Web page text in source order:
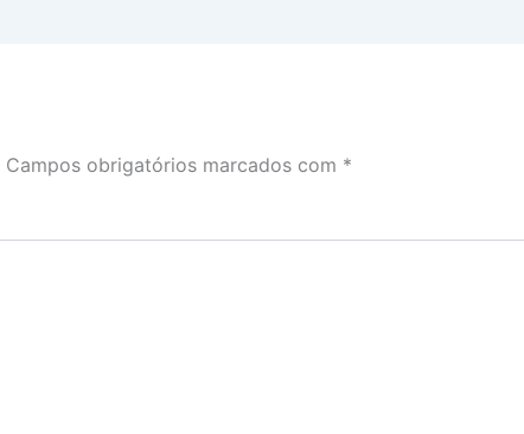
Campos obrigatórios marcados com *